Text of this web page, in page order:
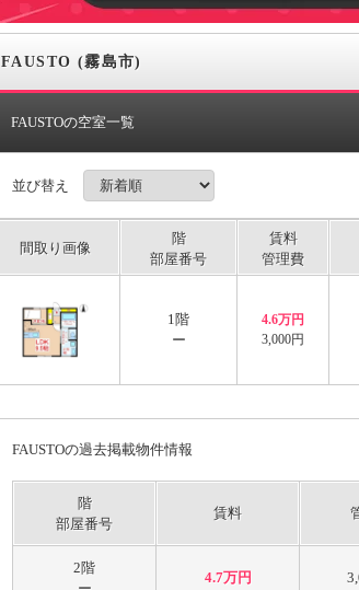
FAUSTO (霧島市)
FAUSTOの空室一覧
並び替え
間取り画像
階
部屋番号
賃料
管理費
1階
ー
4.6万円
3,000円
FAUSTOの過去掲載物件情報
階
部屋番号
賃料
2階
4.7万円